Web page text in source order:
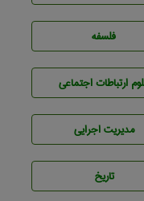
فلسفه
ارتباطات اجتماعی
مديريت اجرايی
تاريخ